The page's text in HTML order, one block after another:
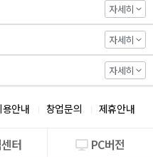
자세히
자세히
자세히
용안내 창업문의 제휴안내
개
터 PC버전